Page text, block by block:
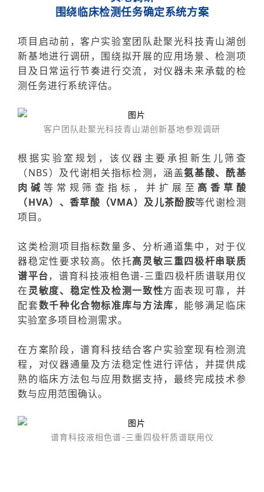
围绕临床检测任务确定系统方案
项目启动前，客户实验室团队赴聚光科技青山湖创
新基地进行调研，围绕拟开展的应用场景、检测项
目及日常运行节奏进行交流，对仪器未来承载的检
测任务进行系统评估。
客户团队赴聚光科技青山湖创新基地参观调研
根据实验室规划，该仪器主要承担新生儿筛查
（NBS）及代谢相关指标检测，涵盖氨基酸、 酰基
肉碱 等常规筛查指标，并扩展至 高香草酸
（HVA）、香草酸（VMA）及儿茶酚胺等代谢检测
项目。
这类检测项目指标数量多、分析通道集中， 对于仪
器稳定性要求较高。依托高灵敏三重四极杆串联质
谱平台，谱育科技液相色谱-三重四极杆质谱联用仪
在灵敏度、稳定性及检测一致性方面表现可靠，并
配套数千种化合物标准库与方法库，能够满足临床
实验室多项目检测需求。
在方案阶段，谱育科技结合客户实验室现有检测流
程，对仪器通量及方法稳定性进行评估，并提供成
熟的临床方法包与应用数据支持，最终完成技术参
数与应用范围确认。
谱育科技液相色谱-三重四极杆质谱联用仪